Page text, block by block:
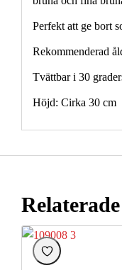
Perfekt att ge bort
Rekommenderad
Tvättbar i 30
Höjd: Cirka 30 cm